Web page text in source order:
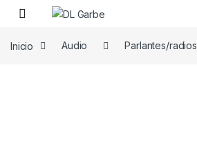
Inicio Audio Parlantes/radios